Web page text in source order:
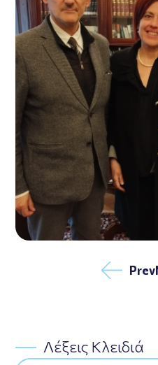
Prev
Λέξεις Κλειδιά